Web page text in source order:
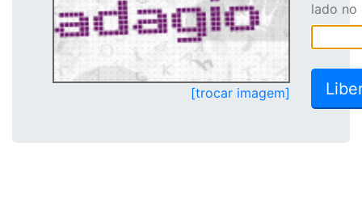
[trocar imagem]
lado no